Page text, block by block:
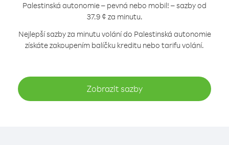
Palestinská autonomie – pevná nebo mobil! – sazby od
37.9 ¢ za minutu.
Nejlepší sazby za minutu volání do Palestinská autonomie
získáte zakoupením balíčku kreditu nebo tarifu volání.
Zobrazit sazby